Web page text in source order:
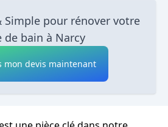
Simple pour rénover votre
de bain à Narcy
mon devis maintenant